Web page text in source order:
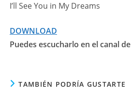
I’ll See You in My Dreams
DOWNLOAD
Puedes escucharlo en el canal de
TAMBIÉN PODRÍA GUSTARTE